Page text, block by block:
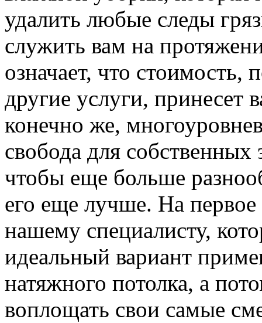
удалить любые следы
служить вам на
означает, что стоимость,
другие услуги,
конечно же,
свобода для
чтобы еще больше
его еще лучше. На
нашему специалисту,
идеальный вариант
натяжного потолка, а
воплощать свои самые